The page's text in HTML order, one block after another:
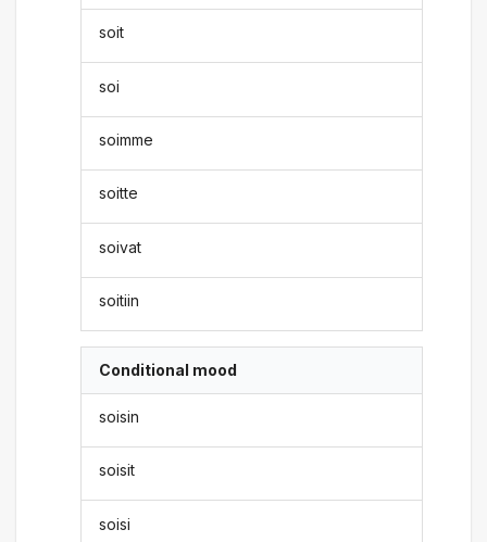
soit
soi
soimme
soitte
soivat
soitiin
Conditional mood
soisin
soisit
soisi